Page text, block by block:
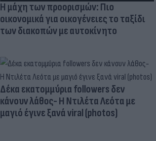
Η μάχη των προορισμών: Πιο
οικονομικά για οικογένειες το ταξίδι
των διακοπών με αυτοκίνητο
Δέκα εκατομμύρια followers δεν
κάνουν λάθος- Η Ντιλέτα Λεότα με
μαγιό έγινε ξανά viral (photos)